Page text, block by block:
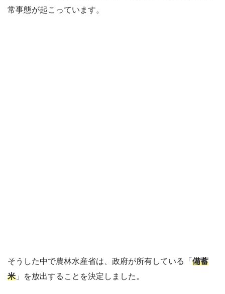
常事態が起こっています。
そうした中で農林水産省は、政府が所有している「 備蓄
米 」を放出することを決定しました。